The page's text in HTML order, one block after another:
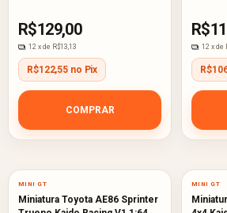
R$129,00
12 x de R$13,13
R$122,55 no Pix
COMPRAR
12 x de
MINI GT
Miniatura Toyota AE86 Sprinter
MINI GT